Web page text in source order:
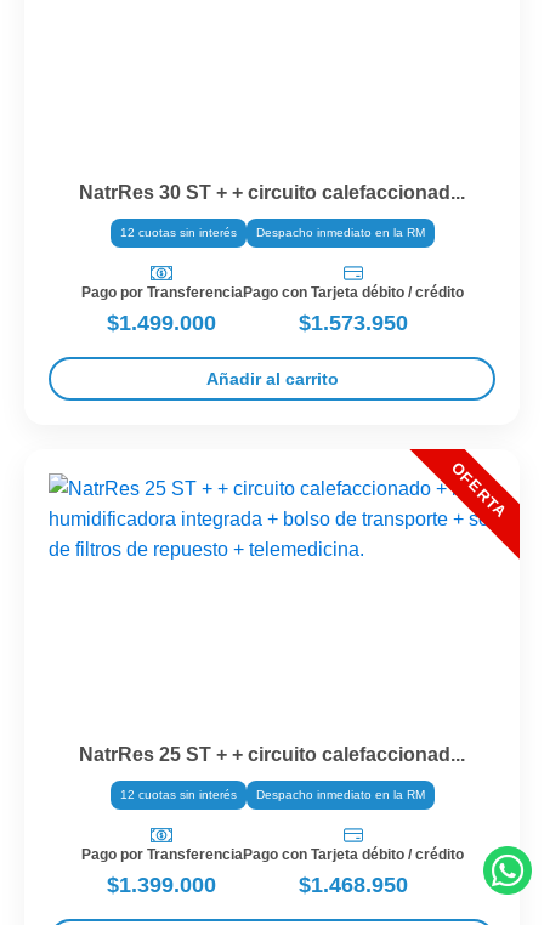
NatrRes 30 ST + + circuito calefaccionad...
12 cuotas sin interés Despacho inmediato en la RM
Pago por Transferencia
$1.499.000
Pago con Tarjeta débito / crédito
$1.573.950
Añadir al carrito
NatrRes 25 ST + + circuito calefaccionad...
12 cuotas sin interés Despacho inmediato en la RM
Pago por Transferencia
$1.399.000
Pago con Tarjeta débito / crédito
$1.468.950